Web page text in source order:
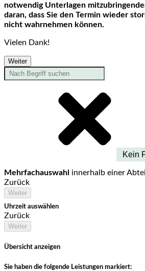
notwendig Unterlagen
daran, dass Sie den Termin wieder
nicht wahrnehmen können.
Vielen Dank!
Weiter
Mehrfachauswahl innerhalb einer
Zurück
Weiter
Uhrzeit auswählen
Zurück
Weiter
Übersicht anzeigen
Sie haben die folgende Leistungen markiert: